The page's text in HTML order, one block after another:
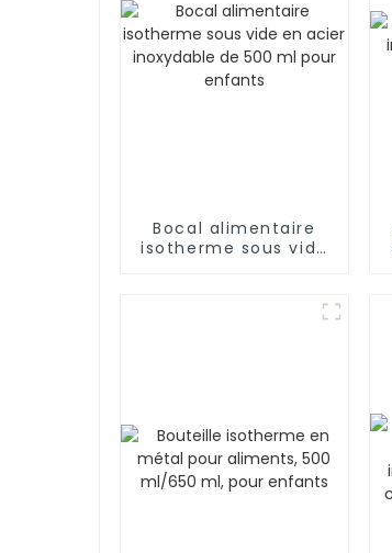
Bocal alimentaire
isotherme sous vide